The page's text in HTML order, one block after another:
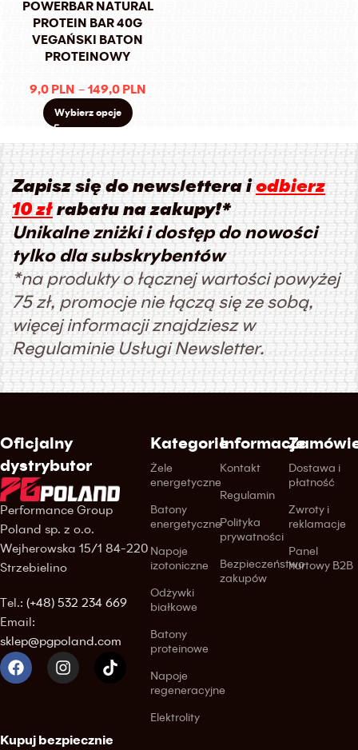
POWERBAR NATURAL
PROTEIN BAR 40G
VEGAŃSKI BATON
PROTEINOWY
9,0 PLN – 149,0 PLN
Wybierz opcje
Zapisz się do newslettera iodbierz
10 zł rabatu na zakupy!*
Unikalne zniżki i dostęp do nowości
tylko dla subskrybentów
*na produkty o łącznej wartości powyżej
75 zł, promocje nie łączą się ze sobą,
więcej informacji znajdziesz w
Regulaminie Usługi Newsletter.
Oficjalny
dystrybutor
Performance Group
Poland sp. z o.o.
Wejherowska 15/1 84-220
Strzebielino
Tel.: (+48) 532 234 669
Email:
sklep@pgpoland.com
Kategorie
Żele
energetyczne
Batony
energetyczne
Napoje
izotoniczne
Odżywki
białkowe
Batony
proteinowe
Napoje
regeneracyjne
Elektrolity
Informacje
Kontakt
Regulamin
Polityka
prywatności
Bezpieczeństwo
zakupów
Dostawa i
płatność
Zwroty i
reklamacje
Panel
hurtowy B2B
Kupuj bezpiecznie